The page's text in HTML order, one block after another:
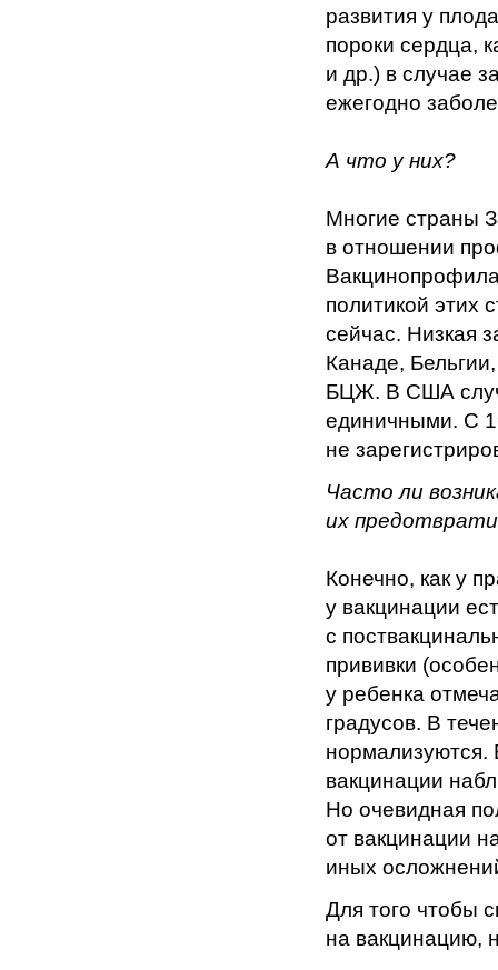
развития у
пороки сердца,
и др.) в случае
ежегодно
А что у них?
Многие страны
в отношении
политикой этих
сейчас. Низкая
Канаде,
БЦЖ. В США
единичными. С
не
Часто ли
их
Конечно, как у
у вакцинации
с
прививки
у ребенка
градусов. В
нормализуются.
вакцинации
Но очевидная
от вакцинации
иных
Для того чтобы
на вакцинацию,